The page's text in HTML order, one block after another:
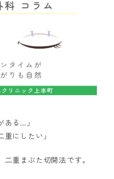
ある…」
重にしたい」
重まぶた切開法です。